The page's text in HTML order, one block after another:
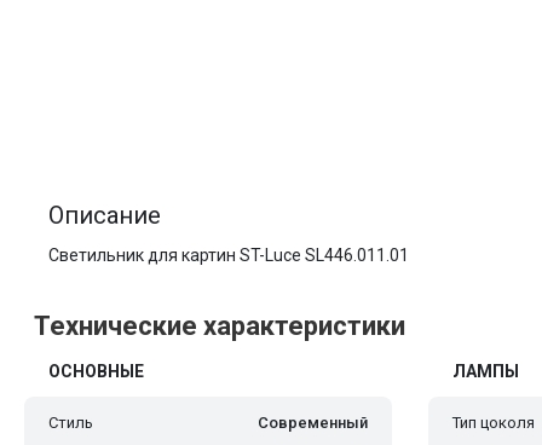
Описание
Светильник для картин ST-Luce SL446.011.01
Технические характеристики
ОСНОВНЫЕ
Стиль
Современный
ЛАМПЫ
Тип цоколя